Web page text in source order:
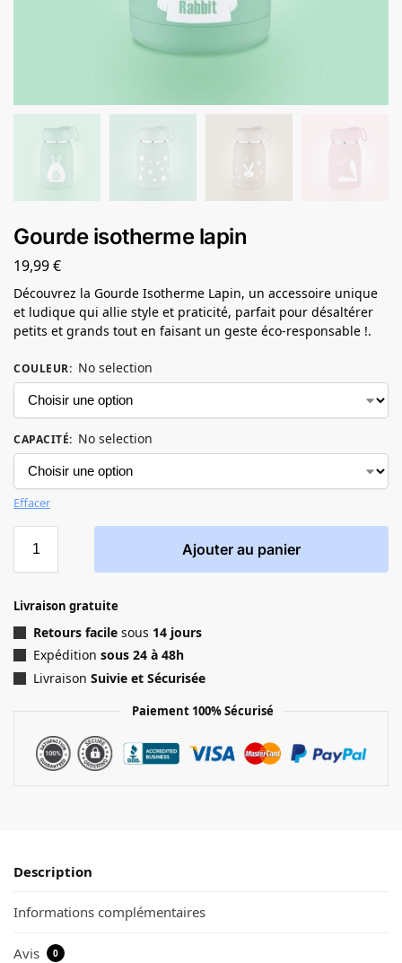
Gourde isotherme lapin
19,99€
Découvrez la Gourde Isotherme Lapin, un accessoire unique
et ludique qui allie style et praticité, parfait pour désaltérer
petits et grands tout en faisant un geste éco-responsable !.
COULEUR: No selection
CAPACITÉ: No selection
Effacer
Ajouter au panier
Livraison gratuite
Retours facile sous 14 jours
Expédition sous 24 à 48h
Livraison Suivie et Sécurisée
Paiement 100% Sécurisé
Description
Informations complémentaires
Avis 0